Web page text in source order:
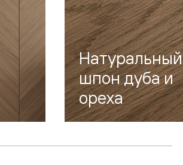
Натуральный
шпон дуба и
ореха